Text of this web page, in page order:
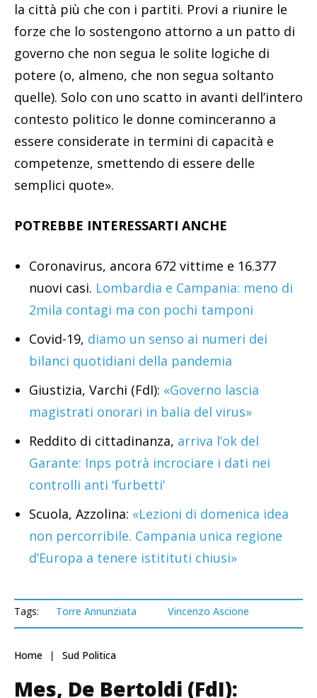
la città più che con i partiti. Provi a riunire le
forze che lo sostengono attorno a un patto di
governo che non segua le solite logiche di
potere (o, almeno, che non segua soltanto
quelle). Solo con uno scatto in avanti dell’intero
contesto politico le donne cominceranno a
essere considerate in termini di capacità e
competenze, smettendo di essere delle
semplici quote».
POTREBBE INTERESSARTI ANCHE
Coronavirus, ancora 672 vittime e 16.377
nuovi casi. Lombardia e Campania: meno di
2mila contagi ma con pochi tamponi
Covid-19, diamo un senso ai numeri dei
bilanci quotidiani della pandemia
Giustizia, Varchi (FdI): «Governo lascia
magistrati onorari in balia del virus»
Reddito di cittadinanza, arriva l’ok del
Garante: Inps potrà incrociare i dati nei
controlli anti ‘furbetti’
Scuola, Azzolina: «Lezioni di domenica idea
non percorribile. Campania unica regione
d’Europa a tenere istitituti chiusi»
Tags: Torre Annunziata Vincenzo Ascione
Home Sud Politica
Mes, De Bertoldi (FdI):